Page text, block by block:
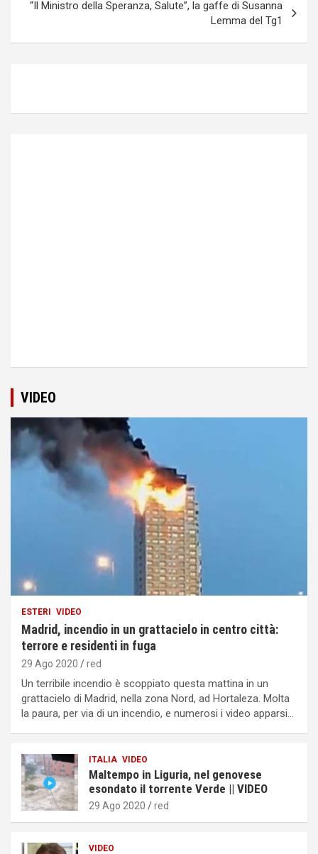
“Il Ministro della Speranza, Salute”, la gaffe di Susanna
Lemma del Tg1
VIDEO
ESTERI VIDEO
Madrid, incendio in un grattacielo in centro città:
terrore e residenti in fuga
29 Ago 2020 red
Un terribile incendio è scoppiato questa mattina in un
grattacielo di Madrid, nella zona Nord, ad Hortaleza. Molta
la paura, per via di un incendio, e numerosi i video apparsi…
ITALIA VIDEO
Maltempo in Liguria, nel genovese
esondato il torrente Verde || VIDEO
29 Ago 2020 red
VIDEO